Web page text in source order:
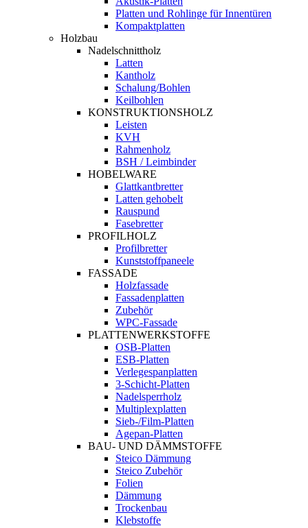
Platten und Rohlinge für Innentüren
Kompaktplatten
Holzbau
Nadelschnittholz
Latten
Kantholz
Schalung/Bohlen
Keilbohlen
KONSTRUKTIONSHOLZ
Leisten
KVH
Rahmenholz
BSH / Leimbinder
HOBELWARE
Glattkantbretter
Latten gehobelt
Rauspund
Fasebretter
PROFILHOLZ
Profilbretter
Kunststoffpaneele
FASSADE
Holzfassade
Fassadenplatten
Zubehör
WPC-Fassade
PLATTENWERKSTOFFE
OSB-Platten
ESB-Platten
Verlegespanplatten
3-Schicht-Platten
Nadelsperrholz
Multiplexplatten
Sieb-/Film-Platten
Agepan-Platten
BAU- UND DÄMMSTOFFE
Steico Dämmung
Steico Zubehör
Folien
Dämmung
Trockenbau
Klebstoffe